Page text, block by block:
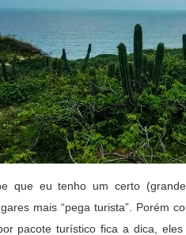
que eu tenho um certo
mais “pega turista”. Porém
pacote turístico fica a dica,